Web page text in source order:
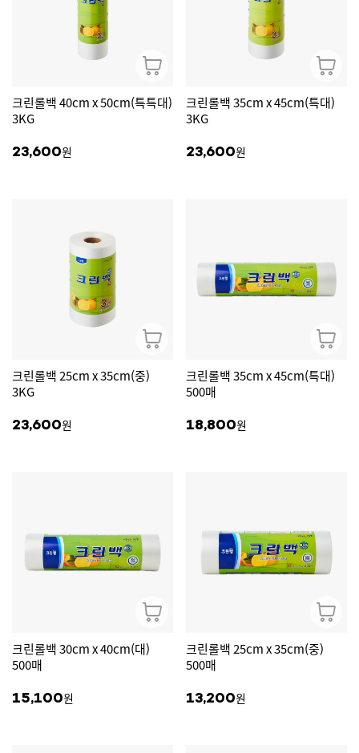
크린롤백 40cm x 50cm(특특대)
3KG
23,600원
크린롤백 35cm x 45cm(특대)
3KG
23,600원
크린롤백 25cm x 35cm(중)
3KG
23,600원
크린롤백 35cm x 45cm(특대)
500매
18,800원
크린롤백 30cm x 40cm(대)
500매
15,100원
크린롤백 25cm x 35cm(중)
500매
13,200원